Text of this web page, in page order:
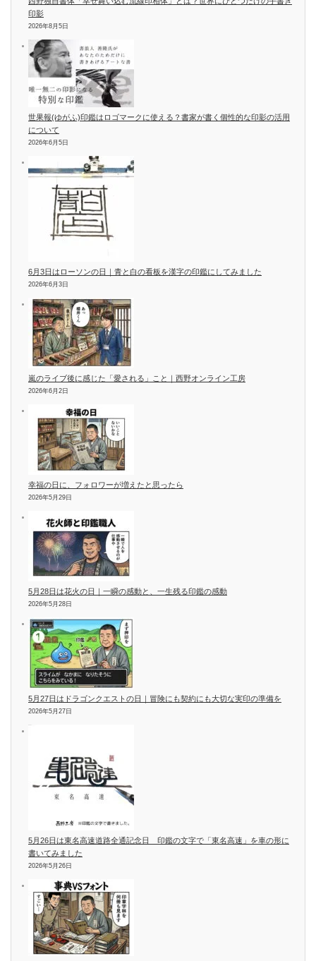
印影
2026年8月5日
世果報(ゆがふ)印鑑はロゴマークに使える？書家が書く個性的な印影の活用
について
2026年6月5日
6月3日はローソンの日｜青と白の看板を漢字の印鑑にしてみました
2026年6月3日
嵐のライブ後に感じた「愛される」こと｜西野オンライン工房
2026年6月2日
幸福の日に、フォロワーが増えたと思ったら
2026年5月29日
5月28日は花火の日｜一瞬の感動と、一生残る印鑑の感動
2026年5月28日
5月27日はドラゴンクエストの日｜冒険にも契約にも大切な実印の準備を
2026年5月27日
5月26日は東名高速道路全通記念日 印鑑の文字で「東名高速」を車の形に
書いてみました
2026年5月26日